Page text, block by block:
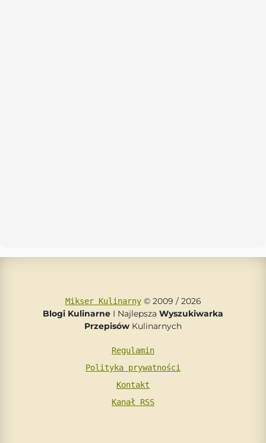
Mikser Kulinarny© 2009 / 2026
Blogi Kulinarne I Najlepsza Wyszukiwarka
Przepisów Kulinarnych
Regulamin
Polityka prywatności
Kontakt
Kanał RSS